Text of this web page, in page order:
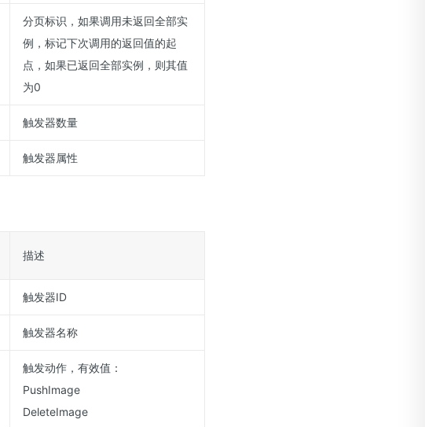
分页标识，如果调用未返回全部实
例，标记下次调用的返回值的起
点，如果已返回全部实例，则其值
为0
触发器数量
触发器属性
描述
触发器ID
触发器名称
触发动作，有效值：
PushImage
DeleteImage